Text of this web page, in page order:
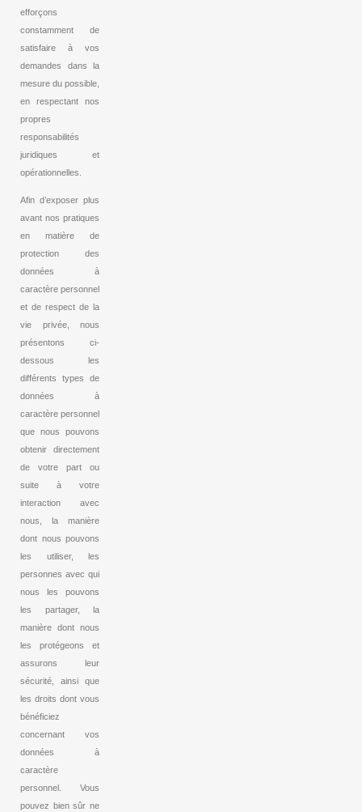
efforçons
constamment de
satisfaire à vos
demandes dans la
mesure du possible,
en respectant nos
propres
responsabilités
juridiques et
opérationnelles.
Afin d’exposer plus
avant nos pratiques
en matière de
protection des
données à
caractère personnel
et de respect de la
vie privée, nous
présentons ci-
dessous les
différents types de
données à
caractère personnel
que nous pouvons
obtenir directement
de votre part ou
suite à votre
interaction avec
nous, la manière
dont nous pouvons
les utiliser, les
personnes avec qui
nous les pouvons
les partager, la
manière dont nous
les protégeons et
assurons leur
sécurité, ainsi que
les droits dont vous
bénéficiez
concernant vos
données à
caractère
personnel. Vous
pouvez bien sûr ne